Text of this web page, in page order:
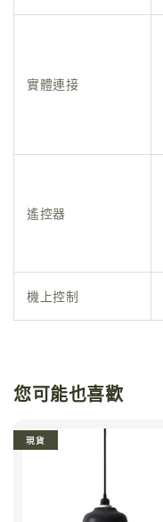
實體連接
遙控器
機上控制
您可能也喜歡
現貨